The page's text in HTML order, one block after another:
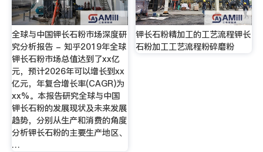
全球与中国钾长石粉市场深度研
究分析报告 - 知乎2019年全球
钾长石粉市场总值达到了xx亿
元，预计2026年可以增长到xx
亿元，年复合增长率(CAGR)为
xx%。本报告研究全球与中国
钾长石粉的发展现状及未来发展
趋势，分别从生产和消费的角度
分析钾长石粉的主要生产地区、
…
钾长石粉精加工的工艺流程钾长
石粉加工工艺流程粉碎磨粉